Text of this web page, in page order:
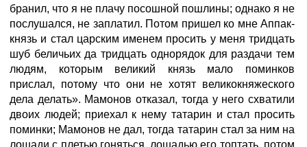
бранил, что я не плачу посошной пошлины; однако я не
послушался, не заплатил. Потом пришел ко мне Аппак-
князь и стал царским именем просить у меня тридцать
шуб беличьих да тридцать однорядок для раздачи тем
людям, которым великий князь мало поминков
прислал, потому что они не хотят великокняжеского
дела делать». Мамонов отказал, тогда у него схватили
двоих людей; приехал к нему татарин и стал просить
поминки; Мамонов не дал, тогда татарин стал за ним на
лошади с плетью гоняться, лошадью его топтать, потом